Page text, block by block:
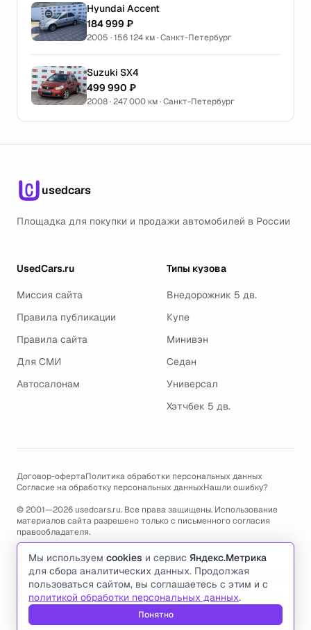
Hyundai Accent
184 999 ₽
2005 · 156 124 км · Санкт-Петербург
Suzuki SX4
499 990 ₽
2008 · 247 000 км · Санкт-Петербург
usedcars
Площадка для покупки и продажи автомобилей в России
UsedCars.ru
Миссия сайта
Правила публикации
Правила сайта
Для СМИ
Автосалонам
Типы кузова
Внедорожник 5 дв.
Купе
Минивэн
Седан
Универсал
Хэтчбек 5 дв.
Договор-офертаПолитика обработки персональных данных
Согласие на обработку персональных данныхНашли ошибку?
© 2001—2026 usedcars.ru. Все права защищены. Использование
материалов сайта разрешено только с письменного согласия
правообладателя.
Пользуясь сайтом, вы соглашаетесь с использованием cookies и
политикой обработки персональных данных.
По всем вопросам связанным с работой сайта, ошибками, глюками
и проблемами обращайтесь по адресу электронной почты
support@usedcars.ruили пишите в телеграм@usedcarsru_support
Мы используем cookies и сервис Яндекс.Метрика
для сбора аналитических данных. Продолжая
пользоваться сайтом, вы соглашаетесь с этим и с
политикой обработки персональных данных.
Понятно